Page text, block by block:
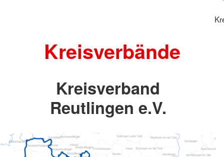
Kreisverbände
Kreisverband
Reutlingen e.V.